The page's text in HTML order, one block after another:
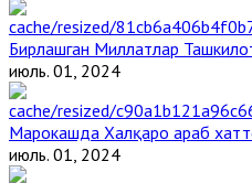
Бирлашган Миллатлар
июль. 01, 2024
Марокашда Халқаро араб
июль. 01, 2024